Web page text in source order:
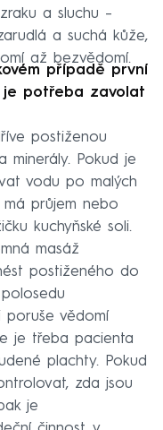
a sluchu –
a suchá kůže,
až bezvědomí.
případě první
je potřeba zavolat
postiženou
minerály. Pokud je
vodu po malých
má průjem nebo
kuchyňské soli.
masáž
postiženého do
poruše vědomí
je třeba pacienta
plachty. Pokud
zda jsou
je